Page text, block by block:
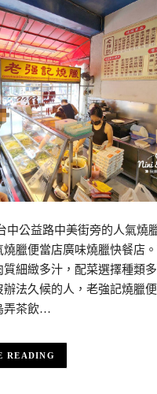
中公益路中美街旁的人氣燒
臘便當店廣味燒臘快餐店
細緻多汁，配菜選擇種類
法久候的人，老強記燒臘
弄茶飲…
READING